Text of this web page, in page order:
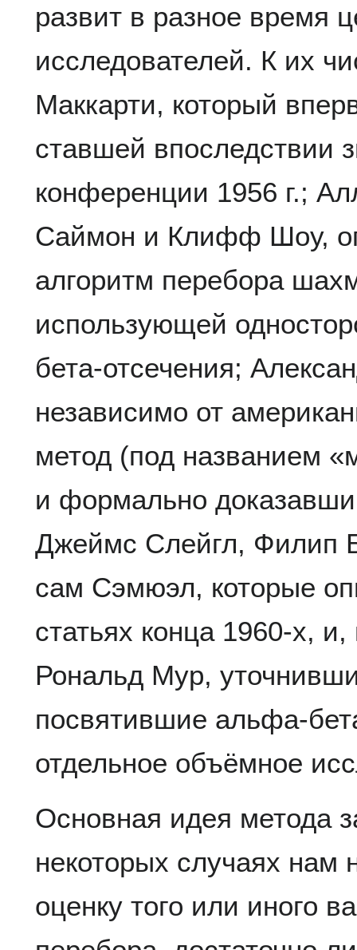
развит в разное время
исследователей. К их
Маккарти, который
ставшей впоследствии
конференции 1956 г.;
Саймон и Клифф Шоу,
алгоритм перебора
использующей
бета-отсечения;
независимо от
метод (под названием
и формально
Джеймс Слейгл, Филип
сам Сэмюэл, которые
статьях конца 1960-х,
Рональд Мур,
посвятившие альфа-
отдельное объёмное
Основная идея метода
некоторых случаях нам
оценку того или иного